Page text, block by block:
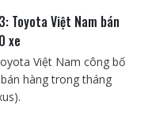
Toyota Việt Nam bán
xe
Việt Nam công bố
hàng trong tháng